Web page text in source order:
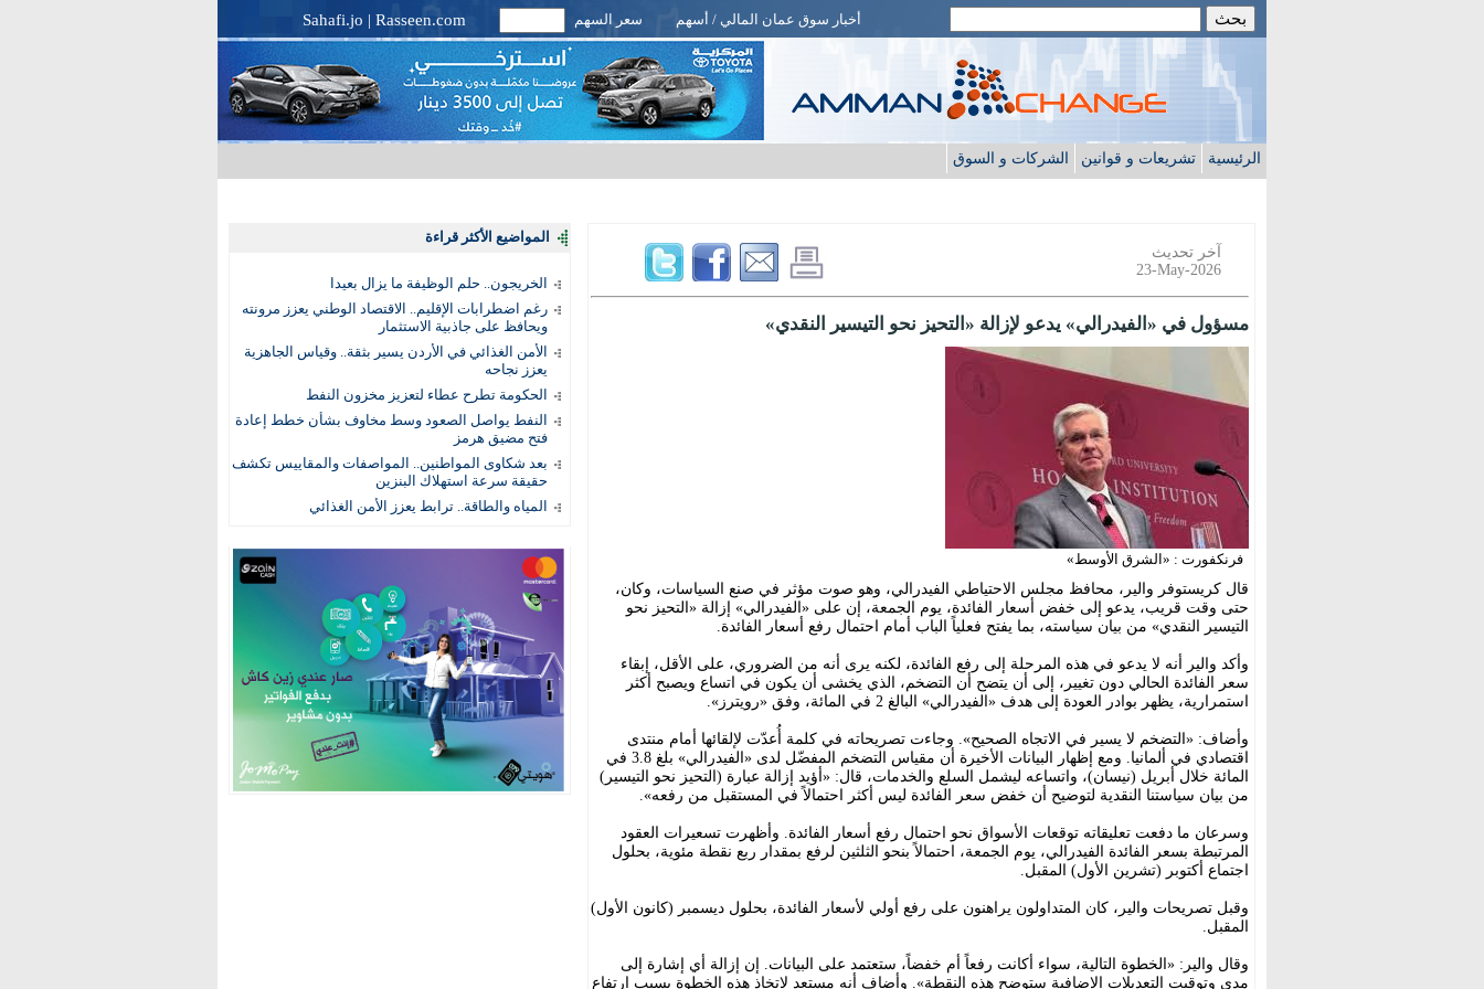
أخبار سوق عمان المالي / أسهم سعر السهم Sahafi.jo | Rasseen.com
الرئيسية تشريعات و قوانين الشركات و السوق
المواضيع الأكثر قراءة
الخريجون.. حلم الوظيفة ما يزال بعيدا
رغم اضطرابات الإقليم.. الاقتصاد الوطني يعزز مرونته
ويحافظ على جاذبية الاستثمار
الأمن الغذائي في الأردن يسير بثقة.. وقياس الجاهزية
يعزز نجاحه
الحكومة تطرح عطاء لتعزيز مخزون النفط
النفط يواصل الصعود وسط مخاوف بشأن خطط إعادة
فتح مضيق هرمز
بعد شكاوى المواطنين.. المواصفات والمقاييس تكشف
حقيقة سرعة استهلاك البنزين
المياه والطاقة.. ترابط يعزز الأمن الغذائي
آخر تحديث
23-May-2026
مسؤول في «الفيدرالي» يدعو لإزالة «التحيز نحو التيسير النقدي»
فرنكفورت : «الشرق الأوسط»
قال كريستوفر والير، محافظ مجلس الاحتياطي الفيدرالي، وهو صوت مؤثر في صنع السياسات، وكان،
حتى وقت قريب، يدعو إلى خفض أسعار الفائدة، يوم الجمعة، إن على «الفيدرالي» إزالة «التحيز نحو
التيسير النقدي» من بيان سياسته، بما يفتح فعلياً الباب أمام احتمال رفع أسعار الفائدة.
وأكد والير أنه لا يدعو في هذه المرحلة إلى رفع الفائدة، لكنه يرى أنه من الضروري، على الأقل، إبقاء
سعر الفائدة الحالي دون تغيير، إلى أن يتضح أن التضخم، الذي يخشى أن يكون في اتساع ويصبح أكثر
استمرارية، يظهر بوادر العودة إلى هدف «الفيدرالي» البالغ 2 في المائة، وفق «رويترز».
وأضاف: «التضخم لا يسير في الاتجاه الصحيح». وجاءت تصريحاته في كلمة أُعدّت لإلقائها أمام منتدى
اقتصادي في ألمانيا. ومع إظهار البيانات الأخيرة أن مقياس التضخم المفضّل لدى «الفيدرالي» بلغ 3.8 في
المائة خلال أبريل (نيسان)، واتساعه ليشمل السلع والخدمات، قال: «أؤيد إزالة عبارة (التحيز نحو التيسير)
من بيان سياستنا النقدية لتوضيح أن خفض سعر الفائدة ليس أكثر احتمالاً في المستقبل من رفعه».
وسرعان ما دفعت تعليقاته توقعات الأسواق نحو احتمال رفع أسعار الفائدة. وأظهرت تسعيرات العقود
المرتبطة بسعر الفائدة الفيدرالي، يوم الجمعة، احتمالاً بنحو الثلثين لرفع بمقدار ربع نقطة مئوية، بحلول
اجتماع أكتوبر (تشرين الأول) المقبل.
وقبل تصريحات والير، كان المتداولون يراهنون على رفع أولي لأسعار الفائدة، بحلول ديسمبر (كانون الأول)
المقبل.
وقال والير: «الخطوة التالية، سواء أكانت رفعاً أم خفضاً، ستعتمد على البيانات. إن إزالة أي إشارة إلى
مدى وتوقيت التعديلات الإضافية ستوضح هذه النقطة». وأضاف أنه مستعد لاتخاذ هذه الخطوة بسبب ارتفاع